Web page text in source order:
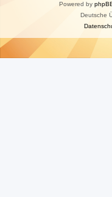
Powered by
Deutsche